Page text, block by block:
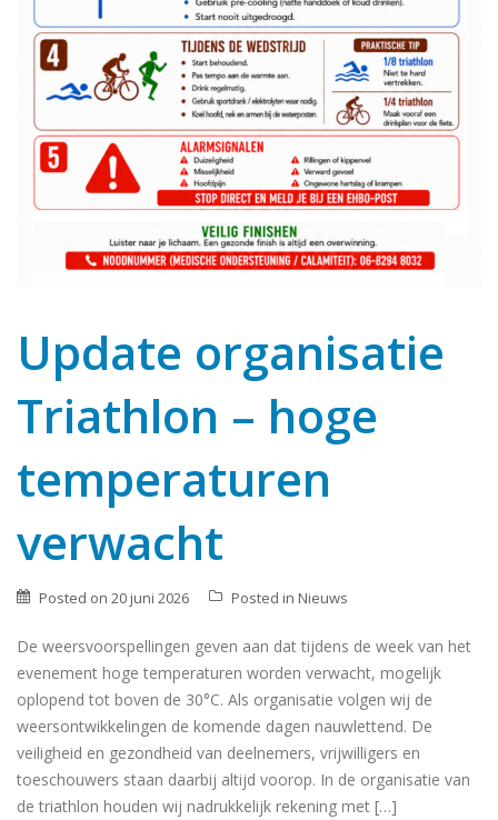
Update organisatie
Triathlon – hoge
temperaturen
verwacht
Posted on 20 juni 2026 Posted in Nieuws
De weersvoorspellingen geven aan dat tijdens de week van het
evenement hoge temperaturen worden verwacht, mogelijk
oplopend tot boven de 30°C. Als organisatie volgen wij de
weersontwikkelingen de komende dagen nauwlettend. De
veiligheid en gezondheid van deelnemers, vrijwilligers en
toeschouwers staan daarbij altijd voorop. In de organisatie van
de triathlon houden wij nadrukkelijk rekening met […]